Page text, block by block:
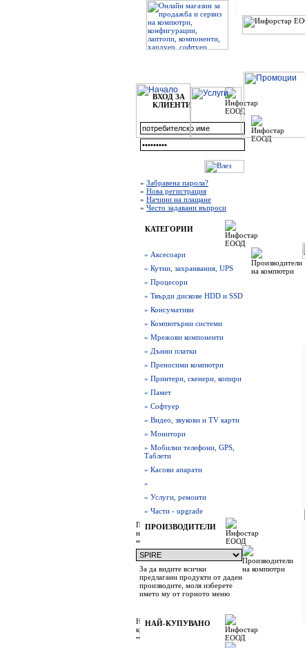
ВХОД ЗА
КЛИЕНТИ
» Забравена парола?
» Нова регистрация
» Начини на плащане
» Често задавани въпроси
КАТЕГОРИИ
» Аксесоари
» Кутии, захранвания, UPS
» Процесори
» Твърди дискове HDD и SSD
» Консумативи
» Компютърни системи
» Мрежови компоненти
» Дънни платки
» Преносими компютри
» Принтери, скенери, копири
» Памет
» Софтуер
» Видео, звукови и TV карти
» Монитори
» Мобилни телефони, GPS,
Таблети
» Касови апарати
»
» Услуги, ремонти
» Части - upgrade
ПРОИЗВОДИТЕЛИ
За да видите всички
предлагани продукти от даден
производите, моля изберете
името му от горното меню
НАЙ-КУПУВАНО